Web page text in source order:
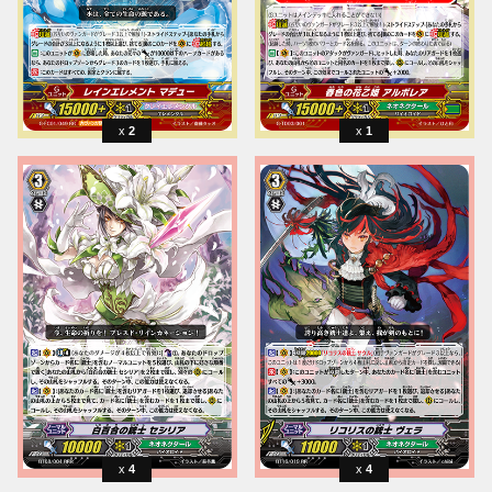
2 1
4 4